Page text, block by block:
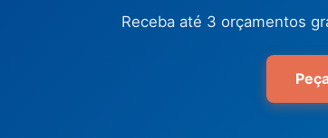
Receba até 3 orçamentos